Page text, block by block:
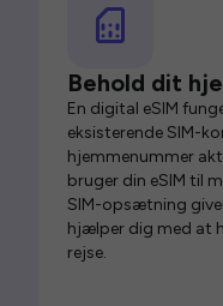
Behold dit
En digital eSIM
eksisterende SIM-
hjemmenummer
bruger din eSIM til
SIM-opsætning
hjælper dig med at
rejse.